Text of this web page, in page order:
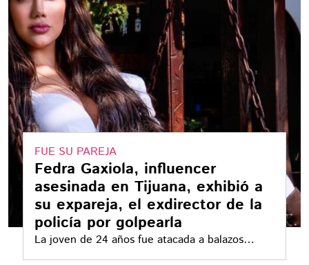
FUE SU PAREJA
Fedra Gaxiola, influencer
asesinada en Tijuana, exhibió a
su expareja, el exdirector de la
policía por golpearla
La joven de 24 años fue atacada a balazos
cuando salía del gimnasio